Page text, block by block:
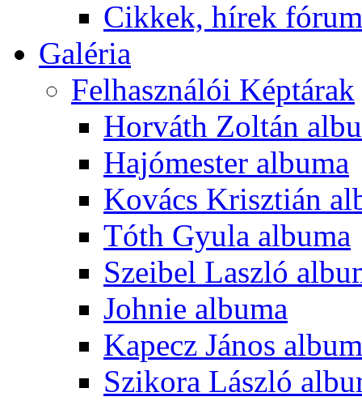
Cikkek, hírek
Galéria
Felhasználói Képtárak
Horváth Zoltán
Hajómester albuma
Kovács Krisztián
Tóth Gyula albuma
Szeibel Laszló
Johnie albuma
Kapecz János
Szikora László